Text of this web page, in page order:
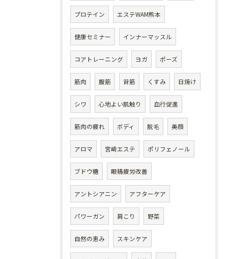
プロテイン エステWAM熊本
健康セミナー インナーマッスル
コアトレーニング ヨガ ポーズ
筋肉 腹筋 背筋 くすみ 日焼け
シワ 心地よい肌触り 血行促進
筋肉の疲れ ボディ 脱毛 美顔
アロマ 宮崎エステ ポリフェノール
ブドウ糖 眼精疲労改善
アントシアニン アフターケア
パワーガン 肩こり 野菜
自然の恵み スキンケア